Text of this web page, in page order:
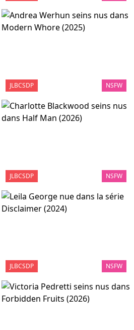
JLBCSDP NSFW
JLBCSDP NSFW
JLBCSDP NSFW